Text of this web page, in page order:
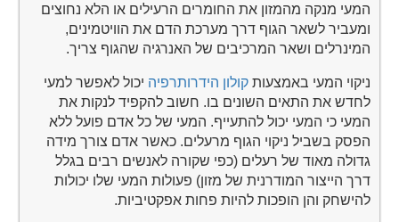
המעי מנקה מהמזון את החומרים הרעילים או הלא נחוצים
ומעביר לשאר הגוף דרך מערכת הדם את הוויטמינים,
המינרלים ושאר המרכיבים של האנרגיה שהגוף צריך.
ניקוי המעי באמצעותקולון הידרותרפיה יכול לאפשר למעי
לחדש את התאים השונים בו. חשוב להקפיד לנקות את
המעי כי המעי יכול להתעייף. המעי של כל אדם פועל ללא
הפסק בשביל ניקוי הגוף מרעלים. כאשר אדם צורך מידה
גדולה מאוד של רעלים (כפי שקורה לאנשים רבים בגלל
דרך הייצור המודרנית של מזון) פעולות המעי שלו יכולות
להישחק והן הופכות להיות פחות אפקטיביות.